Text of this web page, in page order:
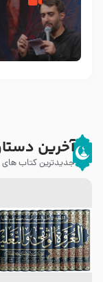
آخرین
جدیدترین کتاب های